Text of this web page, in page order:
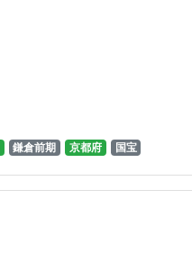
鎌倉前期 京都府 国宝